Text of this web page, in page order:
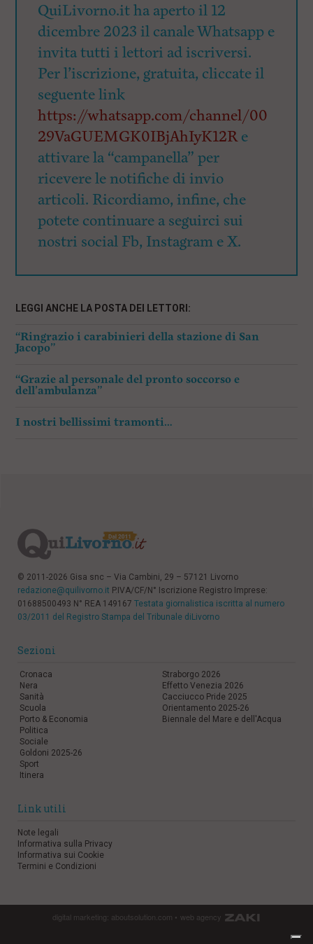
QuiLivorno.it ha aperto il 12
dicembre 2023 il canale Whatsapp e
invita tutti i lettori ad iscriversi.
Per l’iscrizione, gratuita, cliccate il
seguente link
https://whatsapp.com/channel/00
29VaGUEMGK0IBjAhIyK12Re
attivare la “campanella” per
ricevere le notifiche di invio
articoli. Ricordiamo, infine, che
potete continuare a seguirci sui
nostri social Fb, Instagram e X.
LEGGI ANCHE LA POSTA DEI LETTORI:
“Ringrazio i carabinieri della stazione di San
Jacopo”
“Grazie al personale del pronto soccorso e
dell’ambulanza”
I nostri bellissimi tramonti…
© 2011-2026 Gisa snc – Via Cambini, 29 – 57121 Livorno
redazione@quilivorno.it P.IVA/CF/N° Iscrizione Registro Imprese:
01688500493 N° REA 149167 Testata giornalistica iscritta al numero
03/2011 del Registro Stampa del Tribunale diLivorno
Sezioni
Cronaca
Nera
Sanità
Scuola
Porto & Economia
Politica
Sociale
Goldoni 2025-26
Sport
Itinera
Straborgo 2026
Effetto Venezia 2026
Cacciucco Pride 2025
Orientamento 2025-26
Biennale del Mare e dell'Acqua
Link utili
Note legali
Informativa sulla Privacy
Informativa sui Cookie
Termini e Condizioni
digital marketing: aboutsolution.com •web agency